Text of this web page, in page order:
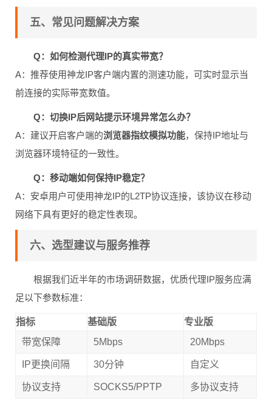
五、常见问题解决方案
Q：如何检测代理IP的真实带宽？
A：推荐使用神龙IP客户端内置的测速功能，可实时显示当
前连接的实际带宽数值。
Q：切换IP后网站提示环境异常怎么办？
A：建议开启客户端的浏览器指纹模拟功能，保持IP地址与
浏览器环境特征的一致性。
Q：移动端如何保持IP稳定？
A：安卓用户可使用神龙IP的L2TP协议连接，该协议在移动
网络下具有更好的稳定性表现。
六、选型建议与服务推荐
根据我们近半年的市场调研数据，优质代理IP服务应满
足以下参数标准：
指标 基础版
专业版
带宽保障
5Mbps 20Mbps
IP更换间隔 30分钟 自定义
协议支持 SOCKS5/PPTP 多协议支持